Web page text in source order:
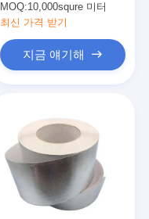
MOQ:10,000squre 미터
최신 가격 받기
지금 얘기해